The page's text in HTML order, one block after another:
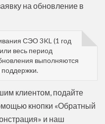
на обновление в
СЭО 3KL (1 год
весь период
выполняются
поддержки.
клиентом, подайте
кнопки «Обратный
и наш